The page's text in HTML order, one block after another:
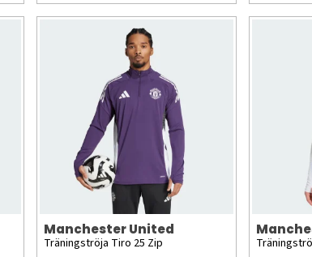
Manchester United
Träningströja Tiro 25 Zip